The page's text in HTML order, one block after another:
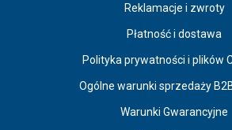
Reklamacje i zwroty
Płatność i dostawa
Polityka prywatności i plików
Ogólne warunki sprzedaży
Warunki Gwarancyjne